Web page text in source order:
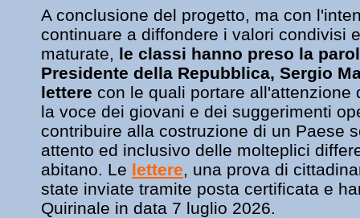
A conclusione del progetto, ma con
continuare a diffondere i valori condivisi
maturate, le classi hanno preso la
Presidente della Repubblica, Sergio
lettere con le quali portare all'attenzione
la voce dei giovani e dei suggerimenti
contribuire alla costruzione di un Paese
attento ed inclusivo delle molteplici
abitano. Le lettere, una prova di
state inviate tramite posta certificata e
Quirinale in data 7 luglio 2026.